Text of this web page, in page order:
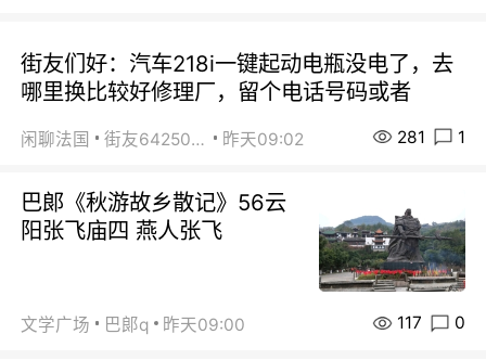
街友们好：汽车218i一键起动电瓶没电了，去
哪里换比较好修理厂，留个电话号码或者
闲聊法国 街友64250024 昨天09:02 281 1
巴郞《秋游故乡散记》56云
阳张飞庙四 燕人张飞
文学广场 巴郞q 昨天09:00 117 0